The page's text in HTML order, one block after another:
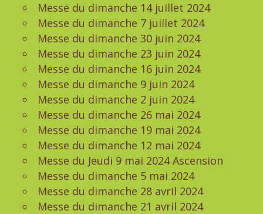
Messe du dimanche 14 juillet 2024
Messe du dimanche 7 juillet 2024
Messe du dimanche 30 juin 2024
Messe du dimanche 23 juin 2024
Messe du dimanche 16 juin 2024
Messe du dimanche 9 juin 2024
Messe du dimanche 2 juin 2024
Messe du dimanche 26 mai 2024
Messe du dimanche 19 mai 2024
Messe du dimanche 12 mai 2024
Messe du Jeudi 9 mai 2024 Ascension
Messe du dimanche 5 mai 2024
Messe du dimanche 28 avril 2024
Messe du dimanche 21 avril 2024